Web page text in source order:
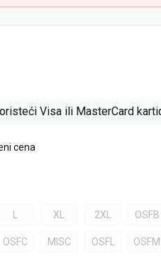
Visa ili MasterCard
cena
XL 2XL OSFB
OSFC MISC OSFL OSFM